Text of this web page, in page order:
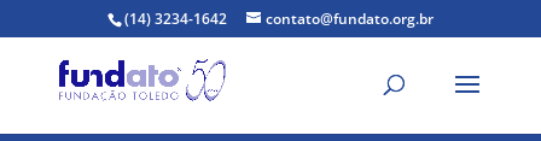
(14) 3234-1642 contato@fundato.org.br